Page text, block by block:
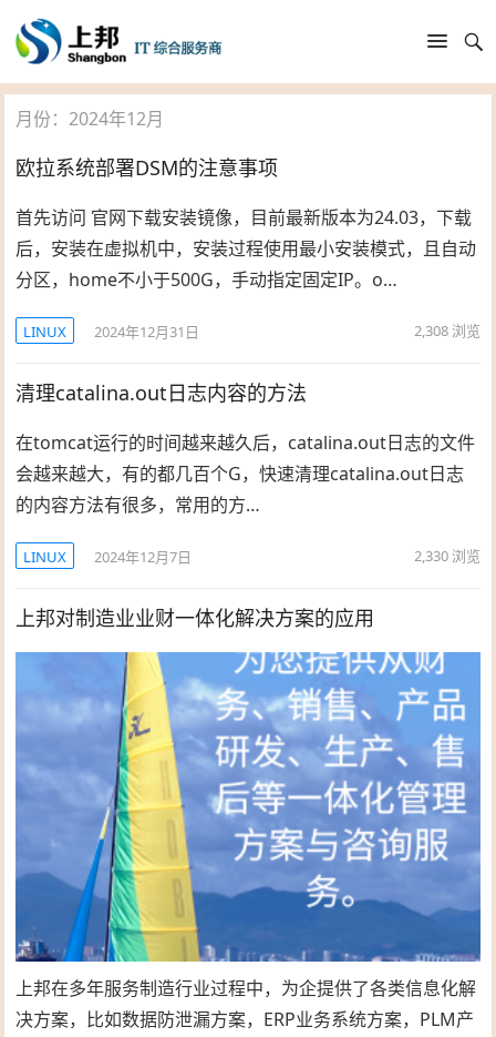
月份：2024年12月
欧拉系统部署DSM的注意事项
首先访问 官网下载安装镜像，目前最新版本为24.03，下载
后，安装在虚拟机中，安装过程使用最小安装模式，且自动
分区，home不小于500G，手动指定固定IP。o…
LINUX 2024年12月31日 2,308浏览
清理catalina.out日志内容的方法
在tomcat运行的时间越来越久后，catalina.out日志的文件
会越来越大，有的都几百个G，快速清理catalina.out日志
的内容方法有很多，常用的方…
LINUX 2024年12月7日 2,330浏览
上邦对制造业业财一体化解决方案的应用
上邦在多年服务制造行业过程中，为企提供了各类信息化解
决方案，比如数据防泄漏方案，ERP业务系统方案，PLM产